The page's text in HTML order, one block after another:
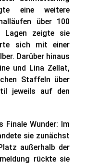
eine weitere
über 100
Lagen zeigte sie
sich mit einer
Darüber hinaus
und Lina Zellat,
Staffeln über
jeweils auf den
Finale Wunder: Im
sie zunächst
außerhalb der
rückte sie